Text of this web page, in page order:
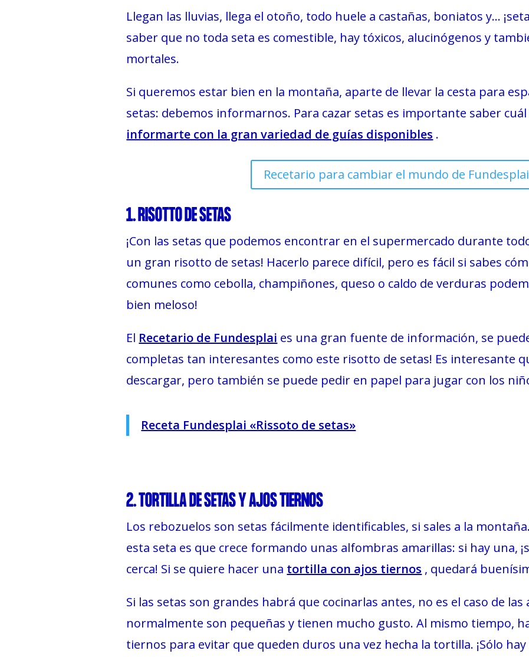
Llegan las lluvias, llega el otoño, todo huele a castañas, boniatos y…
saber que no toda seta es comestible, hay tóxicos, alucinógenos y
mortales.
Si queremos estar bien en la montaña, aparte de llevar la cesta para
setas: debemos informarnos. Para cazar setas es importante saber cuál
informarte con la gran variedad de guías disponibles .
Recetario para cambiar el mundo de Fundesplai
1. RISOTTO DE SETAS
¡Con las setas que podemos encontrar en el supermercado durante
un gran risotto de setas! Hacerlo parece difícil, pero es fácil si sabes
comunes como cebolla, champiñones, queso o caldo de verduras
bien meloso!
El Recetario de Fundesplai es una gran fuente de información, se
completas tan interesantes como este risotto de setas! Es interesante
descargar, pero también se puede pedir en papel para jugar con los
Receta Fundesplai «Rissoto de setas»
2. TORTILLA DE SETAS Y AJOS TIERNOS
Los rebozuelos son setas fácilmente identificables, si sales a la
esta seta es que crece formando unas alfombras amarillas: si hay una,
cerca! Si se quiere hacer una tortilla con ajos tiernos , quedará
Si las setas son grandes habrá que cocinarlas antes, no es el caso de las
normalmente son pequeñas y tienen mucho gusto. Al mismo tiempo,
tiernos para evitar que queden duros una vez hecha la tortilla. ¡Sólo